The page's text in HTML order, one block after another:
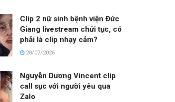
Clip 2 nữ sinh bệnh viện Đức
Giang livestream chửi tục, có
phải là clip nhạy cảm?
28/07/2026
Nguyễn Dương Vincent clip
call sục với người yêu qua
Zalo